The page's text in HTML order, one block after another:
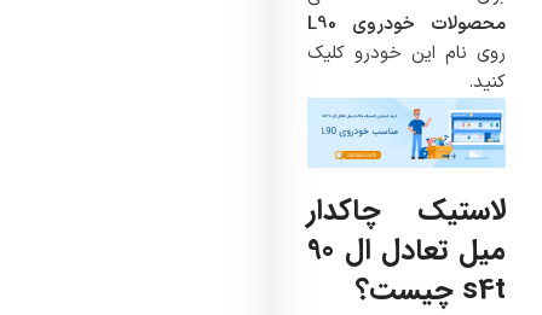
محصولات خودروی L90
روی نام این خودرو کلیک
کنید.
لاستیک چاکدار
میل تعادل ال 90
s4t چیست؟